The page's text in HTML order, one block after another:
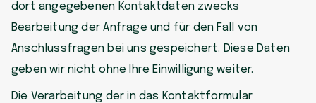
dort angegebenen Kontaktdaten zwecks
Bearbeitung der Anfrage und für den Fall von
Anschlussfragen bei uns gespeichert. Diese Daten
geben wir nicht ohne Ihre Einwilligung weiter.
Die Verarbeitung der in das Kontaktformular